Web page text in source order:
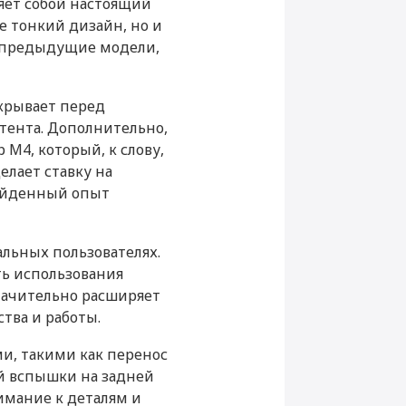
тонкий дизайн, но и
модели,
перед
Дополнительно,
который, к слову,
ставку на
опыт
пользователях.
использования
расширяет
и работы.
такими как перенос
вспышки на задней
к деталям и
4G, 5G
Apple M4
₽ Добавить в корзину